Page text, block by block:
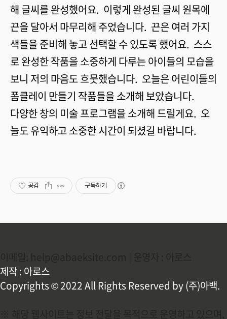
해 글씨를 완성했어요. 이렇게 완성된 글씨 원목에
끈을 달아서 마무리해 주었습니다. 끈은 여러 가지
색들을 준비해 놓고 선택할 수 있도록 했어요. 스스
로 완성한 작품을 소중하게 다루는 아이들의 모습을
보니 저의 마음도 흐뭇했습니다. 오늘은 어린이들의
폼클레이 만들기 작품들을 소개해 보았습니다.
다양한 창의 미술 프로그램을 소개해 드릴게요. 오
늘도 유익하고 소중한 시간이 되셨길 바랍니다.
공감 구독하기
제작 : 아로스
Copyrights © 2022 All Rights Reserved by (주)아백.